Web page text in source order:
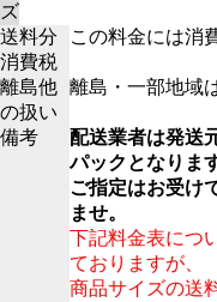
ズ
送料分
消費税
この料金には消
離島他
の扱い
離島・一部地域
備考
配送業者は発送
パックとなりま
ご指定はお受け
ませ。
下記料金表につ
ておりますが、
商品サイズの送